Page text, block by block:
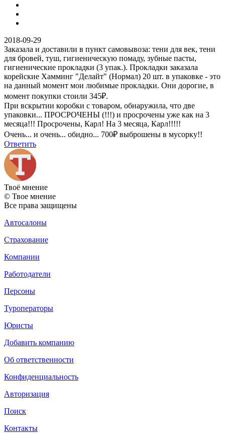
2018-09-29
Заказала и доставили в пункт самовывоза: тени для век, тени
для бровей, туш, гигиеническую помаду, зубные пасты,
гигиенические прокладки (3 упак.). Прокладки заказала
корейские Хамминг "Делайт" (Нормал) 20 шт. в упаковке - это
на данный момент мои любимые прокладки. Они дорогие, в
момент покупки стоили 345₽.
При вскрытии коробки с товаром, обнаружила, что две
упаковки... ПРОСРОЧЕНЫ (!!!) и просрочены уже как на 3
месяца!!! Просрочены, Карл! На 3 месяца, Карл!!!!!
Очень... и очень... обидно... 700₽ выброшены в мусорку!!
Ответить
Твоё мнение
© Твое мнение
Все права защищены
Автосалоны
Страхование
Компании
Работодатели
Персоны
Туроператоры
Юристы
Добавить компанию
Об ответственности
Конфиденциальность
Авторизация
Поиск
Контакты